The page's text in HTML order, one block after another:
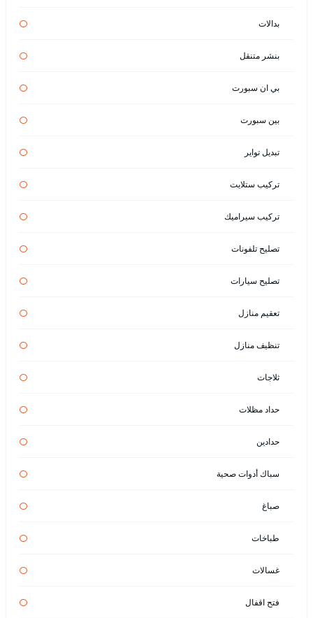
بدالات
بنشر متنقل
بي ان سبورت
بين سبورت
تبديل تواير
تركيب ستلايت
تركيب سيراميك
تصليح تلفونات
تصليح سيارات
تعقيم منازل
تنظيف منازل
ثلاجات
حداد مظلات
حدادين
سباك أدوات صحية
صباغ
طباخات
غسالات
فتح اقفال